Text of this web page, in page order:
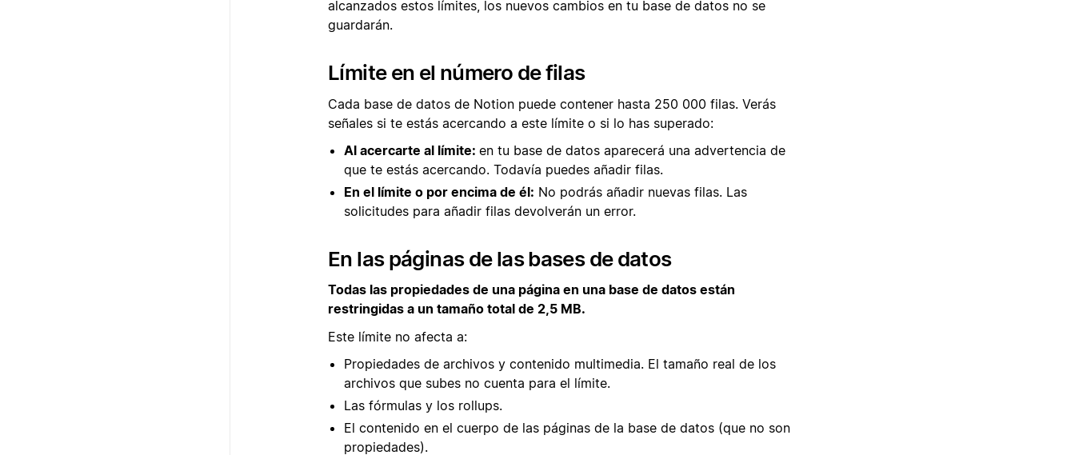
alcanzados estos límites, los nuevos cambios en tu base de datos no se
guardarán.
Límite en el número de filas
Cada base de datos de Notion puede contener hasta 250 000 filas. Verás
señales si te estás acercando a este límite o si lo has superado:
Al acercarte al límite: en tu base de datos aparecerá una advertencia de
que te estás acercando. Todavía puedes añadir filas.
En el límite o por encima de él: No podrás añadir nuevas filas. Las
solicitudes para añadir filas devolverán un error.
En las páginas de las bases de datos
Todas las propiedades de una página en una base de datos están
restringidas a un tamaño total de 2,5 MB.
Este límite no afecta a:
Propiedades de archivos y contenido multimedia. El tamaño real de los
archivos que subes no cuenta para el límite.
Las fórmulas y los rollups.
El contenido en el cuerpo de las páginas de la base de datos (que no son
propiedades).